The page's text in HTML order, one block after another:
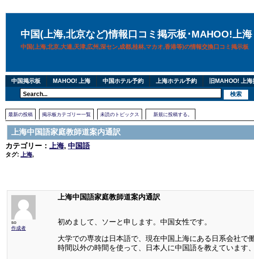
中国(上海,北京など)情報口コミ掲示板･MAHOO!上海
中国(上海,北京,大連,天津,広州,深セン,成都,桂林,マカオ,香港等)の情報交換口コミ掲示板
中国掲示板 MAHOO! 上海 中国ホテル予約 上海ホテル予約 旧MAHOO! 上
最新の投稿 掲示板カテゴリー一覧 未読のトピックス 新規に投稿する。
上海中国語家庭教師道案内通訳
カテゴリー：
上海, 中国語
タグ: 上海,
so
作成者
上海中国語家庭教師道案内通訳
初めまして、ソーと申します。中国女性です。
大学での専攻は日本語で、現在中国上海にある日系会社で
時間以外の時間を使って、日本人に中国語を教えています